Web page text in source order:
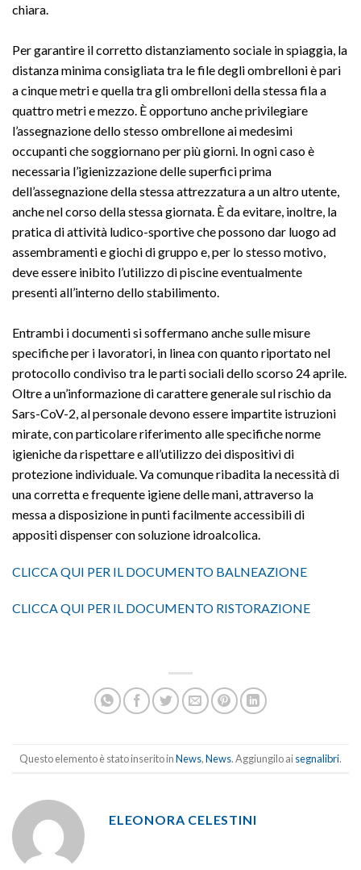
chiara.
Per garantire il corretto distanziamento sociale in spiaggia, la
distanza minima consigliata tra le file degli ombrelloni è pari
a cinque metri e quella tra gli ombrelloni della stessa fila a
quattro metri e mezzo. È opportuno anche privilegiare
l’assegnazione dello stesso ombrellone ai medesimi
occupanti che soggiornano per più giorni. In ogni caso è
necessaria l’igienizzazione delle superfici prima
dell’assegnazione della stessa attrezzatura a un altro utente,
anche nel corso della stessa giornata. È da evitare, inoltre, la
pratica di attività ludico-sportive che possono dar luogo ad
assembramenti e giochi di gruppo e, per lo stesso motivo,
deve essere inibito l’utilizzo di piscine eventualmente
presenti all’interno dello stabilimento.
Entrambi i documenti si soffermano anche sulle misure
specifiche per i lavoratori, in linea con quanto riportato nel
protocollo condiviso tra le parti sociali dello scorso 24 aprile.
Oltre a un’informazione di carattere generale sul rischio da
Sars-CoV-2, al personale devono essere impartite istruzioni
mirate, con particolare riferimento alle specifiche norme
igieniche da rispettare e all’utilizzo dei dispositivi di
protezione individuale. Va comunque ribadita la necessità di
una corretta e frequente igiene delle mani, attraverso la
messa a disposizione in punti facilmente accessibili di
appositi dispenser con soluzione idroalcolica.
CLICCA QUI PER IL DOCUMENTO BALNEAZIONE
CLICCA QUI PER IL DOCUMENTO RISTORAZIONE
Questo elemento è stato inserito inNews,News. Aggiungilo aisegnalibri.
ELEONORA CELESTINI